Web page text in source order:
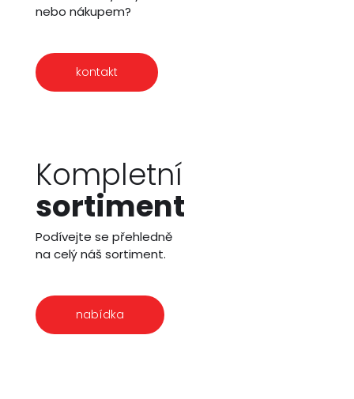
nebo nákupem?
kontakt
Kompletní
sortiment
Podívejte se přehledně
na celý náš sortiment.
nabídka